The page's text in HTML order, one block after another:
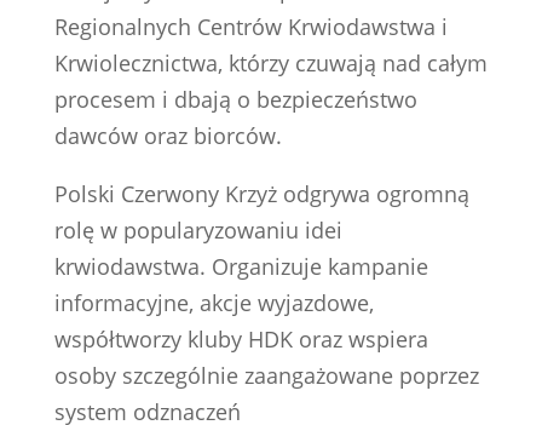
Regionalnych Centrów Krwiodawstwa i
Krwiolecznictwa, którzy czuwają nad całym
procesem i dbają o bezpieczeństwo
dawców oraz biorców.
Polski Czerwony Krzyż odgrywa ogromną
rolę w popularyzowaniu idei
krwiodawstwa. Organizuje kampanie
informacyjne, akcje wyjazdowe,
współtworzy kluby HDK oraz wspiera
osoby szczególnie zaangażowane poprzez
system odznaczeń